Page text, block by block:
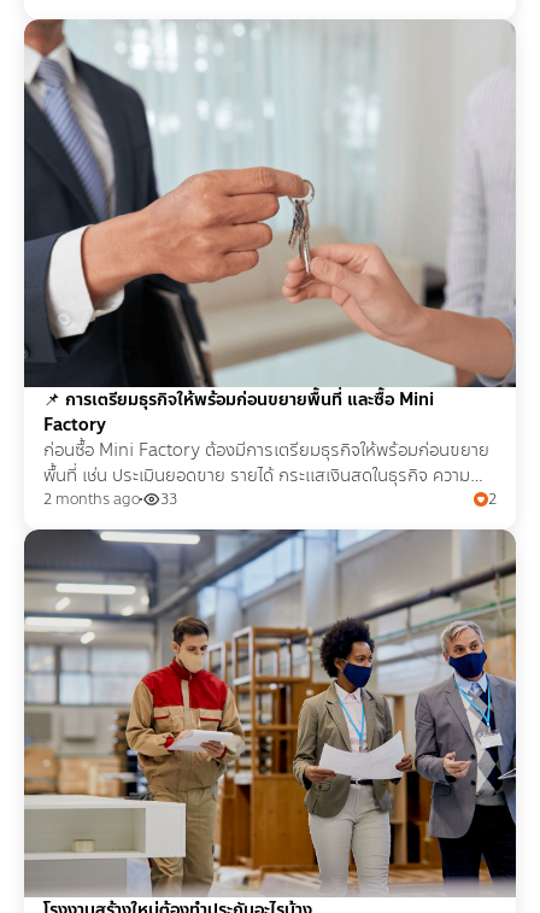
📌 การเตรียมธุรกิจให้พร้อมก่อนขยายพื้นที่ และซื้อ Mini
Factory
ก่อนซื้อ Mini Factory ต้องมีการเตรียมธุรกิจให้พร้อมก่อนขยาย
พื้นที่ เช่น ประเมินยอดขาย รายได้ กระแสเงินสดในธุรกิจ ความ
เหมาะสมของโรงงานที่จะซื้อ ความน่าเชื่อถือ
2 months ago 33 2